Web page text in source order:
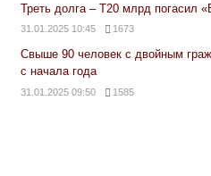
Треть долга – Т20 млрд погасил
31.01.2025 10:45 1673
Свыше 90 человек с двойным
с начала года
31.01.2025 09:50 1585